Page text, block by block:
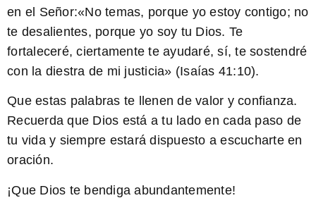
en el Señor:«No temas, porque yo estoy contigo; no
te desalientes, porque yo soy tu Dios. Te
fortaleceré, ciertamente te ayudaré, sí, te sostendré
con la diestra de mi justicia» (Isaías 41:10).
Que estas palabras te llenen de valor y confianza.
Recuerda que Dios está a tu lado en cada paso de
tu vida y siempre estará dispuesto a escucharte en
oración.
¡Que Dios te bendiga abundantemente!